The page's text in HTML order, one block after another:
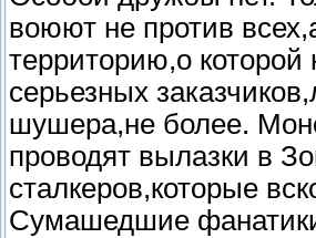
воюют не против
территорию,о которой
серьезных
шушера,не более.
проводят вылазки в
сталкеров,которые
Сумашедшие